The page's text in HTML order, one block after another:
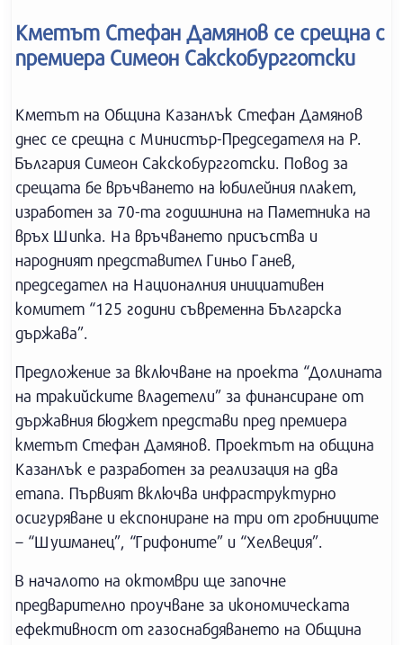
Кметът Стефан Дамянов се срещна с
премиера Симеон Сакскобургготски
Кметът на Община Казанлък Стефан Дамянов
днес се срещна с Министър-Председателя на Р.
България Симеон Сакскобургготски. Повод за
срещата бе връчването на юбилейния плакет,
изработен за 70-та годишнина на Паметника на
връх Шипка. На връчването присъства и
народният представител Гиньо Ганев,
председател на Националния инициативен
комитет “125 години съвременна Българска
държава”.
Предложение за включване на проекта “Долината
на тракийските владетели” за финансиране от
държавния бюджет представи пред премиера
кметът Стефан Дамянов. Проектът на община
Казанлък е разработен за реализация на два
етапа. Първият включва инфраструктурно
осигуряване и експониране на три от гробниците
– “Шушманец”, “Грифоните” и “Хелвеция”.
В началото на октомври ще започне
предварително проучване за икономическата
ефективност от газоснабдяването на Община